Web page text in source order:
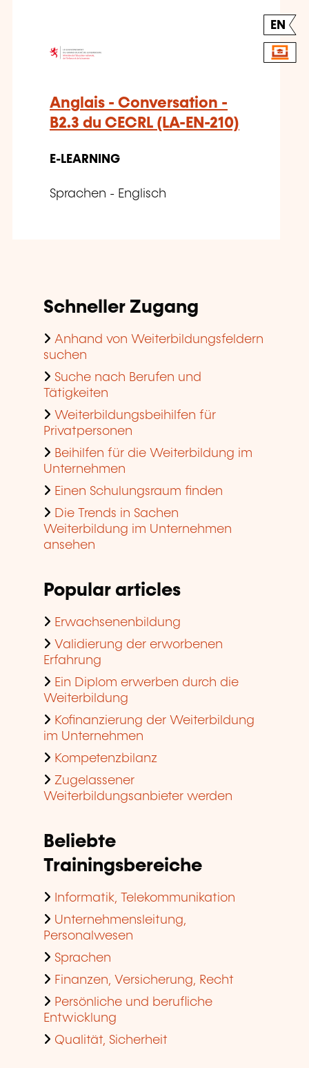
EN
Anglais - Conversation -
B2.3 du CECRL (LA-EN-210)
E-LEARNING
Sprachen - Englisch
Schneller Zugang
Anhand von Weiterbildungsfeldern
suchen
Suche nach Berufen und
Tätigkeiten
Weiterbildungsbeihilfen für
Privatpersonen
Beihilfen für die Weiterbildung im
Unternehmen
Einen Schulungsraum finden
Die Trends in Sachen
Weiterbildung im Unternehmen
ansehen
Popular articles
Erwachsenenbildung
Validierung der erworbenen
Erfahrung
Ein Diplom erwerben durch die
Weiterbildung
Kofinanzierung der Weiterbildung
im Unternehmen
Kompetenzbilanz
Zugelassener
Weiterbildungsanbieter werden
Beliebte
Trainingsbereiche
Informatik, Telekommunikation
Unternehmensleitung,
Personalwesen
Sprachen
Finanzen, Versicherung, Recht
Persönliche und berufliche
Entwicklung
Qualität, Sicherheit